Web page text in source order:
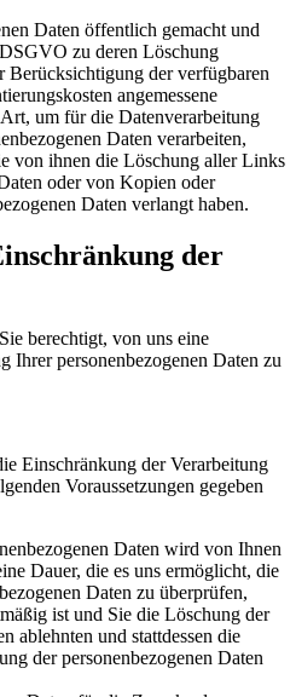
Daten öffentlich gemacht und
zu deren Löschung
der verfügbaren
angemessene
um für die Datenverarbeitung
Daten verarbeiten,
von ihnen die Löschung aller Links
oder von Kopien oder
Daten verlangt haben.
der
berechtigt, von uns eine
Ihrer personenbezogenen Daten zu
Einschränkung der Verarbeitung
Voraussetzungen gegeben
Daten wird von Ihnen
Dauer, die es uns ermöglicht, die
Daten zu überprüfen,
ist und Sie die Löschung der
ablehnten und stattdessen die
der personenbezogenen Daten